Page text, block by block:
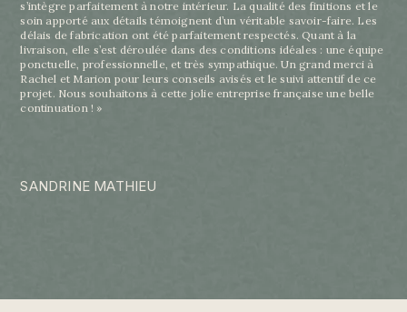
s’intègre parfaitement à notre intérieur. La qualité des finitions et le
soin apporté aux détails témoignent d’un véritable savoir-faire. Les
délais de fabrication ont été parfaitement respectés. Quant à la
livraison, elle s’est déroulée dans des conditions idéales : une équipe
ponctuelle, professionnelle, et très sympathique. Un grand merci à
Rachel et Marion pour leurs conseils avisés et le suivi attentif de ce
projet. Nous souhaitons à cette jolie entreprise française une belle
continuation ! »
SANDRINE MATHIEU